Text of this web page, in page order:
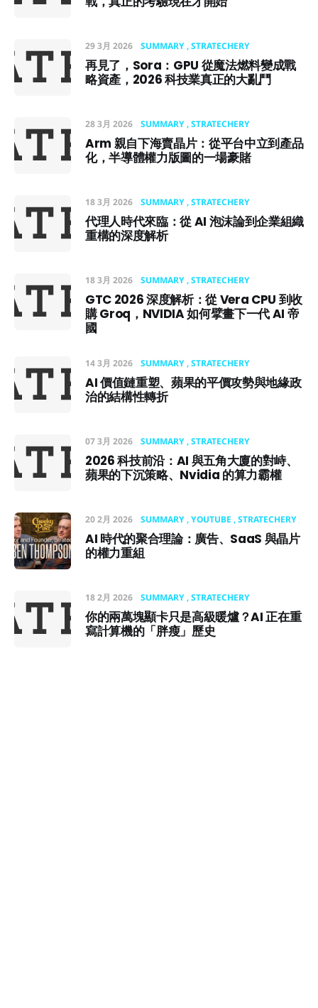
29 3月 2026 SUMMARY STRATECHERY
再見了，Sora：GPU 從魔法燃料變成戰
略資產，2026 科技業真正的大亂鬥
28 3月 2026 SUMMARY STRATECHERY
Arm 親自下海賣晶片：從平台中立到產品
化，半導體權力版圖的一場豪賭
18 3月 2026 SUMMARY STRATECHERY
代理人時代來臨：從 AI 泡沫論到企業組織
重構的深度解析
18 3月 2026 SUMMARY STRATECHERY
GTC 2026 深度解析：從 Vera CPU 到收
購 Groq，NVIDIA 如何擘畫下一代 AI 帝
國
14 3月 2026 SUMMARY STRATECHERY
AI 價值鏈重塑、蘋果的平價攻勢與地緣政
治的結構性轉折
07 3月 2026 SUMMARY STRATECHERY
2026 科技前沿：AI 與五角大廈的對峙、
蘋果的下沉策略、Nvidia 的算力霸權
20 2月 2026 SUMMARY YOUTUBE STRATECHERY
AI 時代的聚合理論：廣告、SaaS 與晶片
的權力重組
18 2月 2026 SUMMARY STRATECHERY
你的兩萬塊顯卡只是高級暖爐？AI 正在重
寫計算機的「胖瘦」歷史